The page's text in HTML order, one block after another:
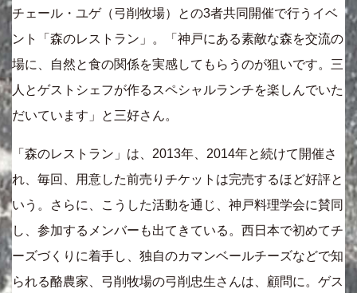
チェール・ユゲ（弓削牧場）との3者共同開催で行うイベ
ント「森のレストラン」。「神戸にある素敵な森を交流の
場に、自然と食の関係を実感してもらうのが狙いです。三
人とゲストシェフが作るスペシャルランチを楽しんでいた
だいています」と三好さん。
「森のレストラン」は、2013年、2014年と続けて開催さ
れ、毎回、用意した前売りチケットは完売するほど好評と
いう。さらに、こうした活動を通じ、神戸料理学会に賛同
し、参加するメンバーも出てきている。西日本で初めてチ
ーズづくりに着手し、独自のカマンベールチーズなどで知
られる酪農家、弓削牧場の弓削忠生さんは、顧問に。ゲス